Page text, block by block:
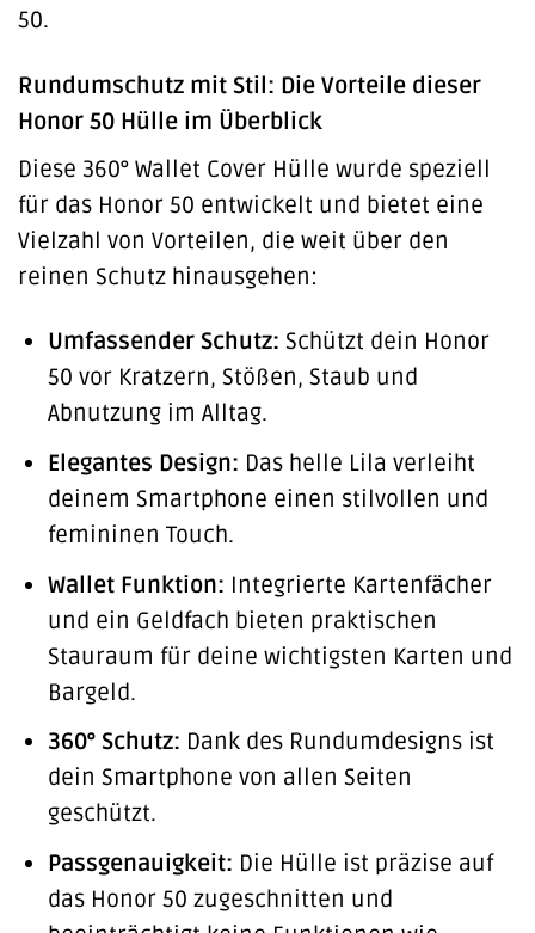
50.
Rundumschutz mit Stil: Die Vorteile dieser
Honor 50 Hülle im Überblick
Diese 360° Wallet Cover Hülle wurde speziell
für das Honor 50 entwickelt und bietet eine
Vielzahl von Vorteilen, die weit über den
reinen Schutz hinausgehen:
Umfassender Schutz: Schützt dein Honor
50 vor Kratzern, Stößen, Staub und
Abnutzung im Alltag.
Elegantes Design: Das helle Lila verleiht
deinem Smartphone einen stilvollen und
femininen Touch.
Wallet Funktion: Integrierte Kartenfächer
und ein Geldfach bieten praktischen
Stauraum für deine wichtigsten Karten und
Bargeld.
360° Schutz: Dank des Rundumdesigns ist
dein Smartphone von allen Seiten
geschützt.
Passgenauigkeit: Die Hülle ist präzise auf
das Honor 50 zugeschnitten und